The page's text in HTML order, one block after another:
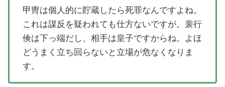
甲冑は個人的に貯蔵したら死罪なんですよね。
これは謀反を疑われても仕方ないですが。裴行
倹は下っ端だし、相手は皇子ですからね。よほ
どうまく立ち回らないと立場が危なくなりま
す。